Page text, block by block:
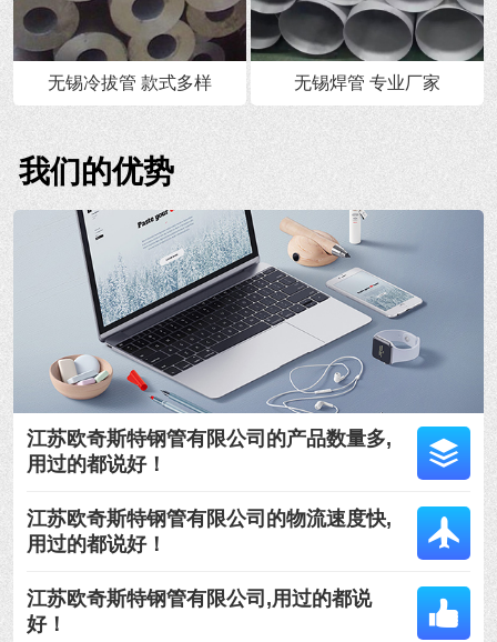
无锡冷拔管 款式多样 无锡焊管 专业厂家
我们的优势
江苏欧奇斯特钢管有限公司的产品数量多,
用过的都说好！
江苏欧奇斯特钢管有限公司的物流速度快,
用过的都说好！
江苏欧奇斯特钢管有限公司,用过的都说
好！